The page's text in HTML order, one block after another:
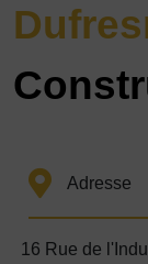
Adresse
16 Rue de